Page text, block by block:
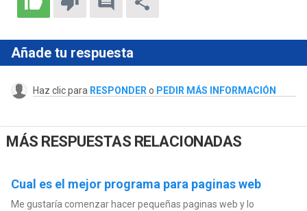
Añade tu respuesta
Haz clic para RESPONDER o PEDIR MÁS INFORMACIÓN
MÁS RESPUESTAS RELACIONADAS
Cual es el mejor programa para paginas web
Me gustaría comenzar hacer pequeñas paginas web y lo